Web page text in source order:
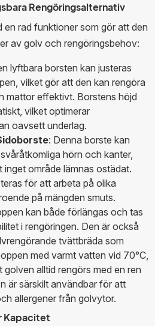
Rengöringsalternativ
en rad funktioner som gör att den
av golv och rengöringsbehov:
lyftbara borsten kan justeras
vilket gör att den kan rengöra
mattor effektivt. Borstens höjd
vilket optimerar
oavsett underlag.
: Denna borste kan
hörn och kanter,
inget område lämnas ostädat.
för att arbeta på olika
på mängden smuts.
kan både förlängas och tas
i rengöringen. Den är också
tvättbräda som
med varmt vatten vid 70°C,
golven alltid rengörs med en ren
är särskilt användbar för att
allergener från golvytor.
Kapacitet